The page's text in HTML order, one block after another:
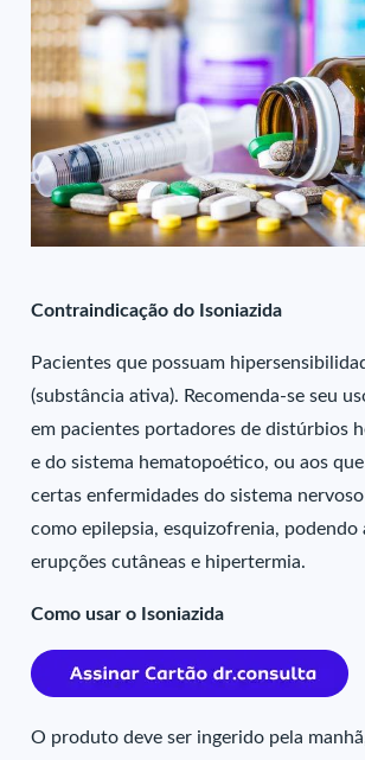
Contraindicação do Isoniazida
Pacientes que possuam
(substância ativa). Recomenda-se seu
em pacientes portadores de distúrbios
e do sistema hematopoético, ou aos
certas enfermidades do sistema nervoso
como epilepsia, esquizofrenia, podendo
erupções cutâneas e hipertermia.
Como usar o Isoniazida
O produto deve ser ingerido pela